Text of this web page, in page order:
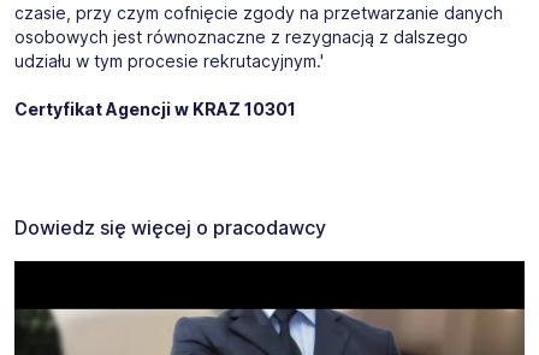
czasie, przy czym cofnięcie zgody na przetwarzanie danych
osobowych jest równoznaczne z rezygnacją z dalszego
udziału w tym procesie rekrutacyjnym.'
Certyfikat Agencji w KRAZ 10301
Dowiedz się więcej o pracodawcy